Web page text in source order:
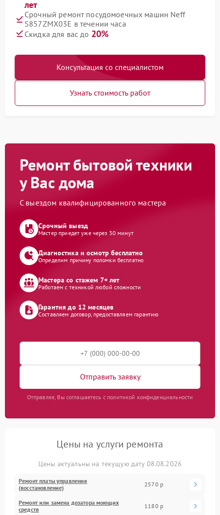
лет
Срочный ремонт посудомоечных машин Neff
S857ZMX03E в течении часа
Скидка для вас до 20%
Консультация со специалистом
Узнать стоимость работ
Ремонт бытовой техники
у Вас дома
С выездом квалифицированного мастера
Срочный выезд
Мастер приедет уже через 30 минут
Диагностика и осмотр бесплатно
Определим причину поломки бесплатно
Мастера со стажем 7+ лет
Работаем с техникой любой сложности
Гарантия до 12 месяцев
Составляем договор, предоставляем гарантию
Отправить заявку
Отправляя, Вы соглашаетесь с политикой конфиденциальности
Цены на услуги ремонта
Цены актуальны на текущую дату 08.08.2026
Ремонт платы управления
(восстановление)
2570 р
Ремонт или замена дозатора моющих
средств
1180 р